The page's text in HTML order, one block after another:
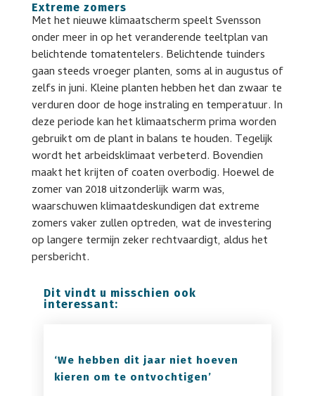
Extreme zomers
Met het nieuwe klimaatscherm speelt Svensson
onder meer in op het veranderende teeltplan van
belichtende tomatentelers. Belichtende tuinders
gaan steeds vroeger planten, soms al in augustus of
zelfs in juni. Kleine planten hebben het dan zwaar te
verduren door de hoge instraling en temperatuur. In
deze periode kan het klimaatscherm prima worden
gebruikt om de plant in balans te houden. Tegelijk
wordt het arbeidsklimaat verbeterd. Bovendien
maakt het krijten of coaten overbodig. Hoewel de
zomer van 2018 uitzonderlijk warm was,
waarschuwen klimaatdeskundigen dat extreme
zomers vaker zullen optreden, wat de investering
op langere termijn zeker rechtvaardigt, aldus het
persbericht.
Dit vindt u misschien ook
interessant:
‘We hebben dit jaar niet hoeven
kieren om te ontvochtigen’